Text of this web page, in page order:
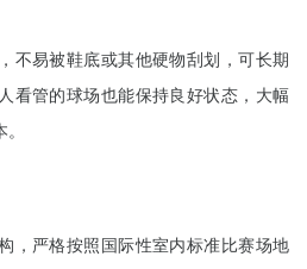
不易被鞋底或其他硬物刮划，可长期
看管的球场也能保持良好状态，大幅
，严格按照国际性室内标准比赛场地